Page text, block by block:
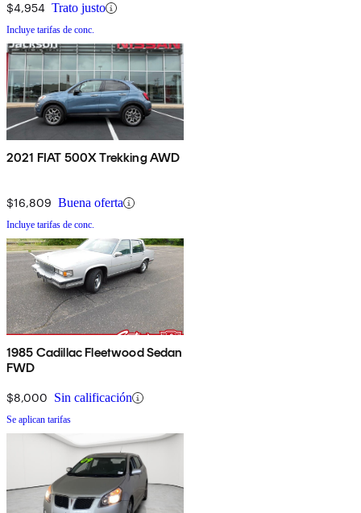
$4,954 Trato justo
Incluye tarifas de conc.
2021 FIAT 500X Trekking AWD
$16,809 Buena oferta
Incluye tarifas de conc.
1985 Cadillac Fleetwood Sedan
FWD
$8,000 Sin calificación
Se aplican tarifas